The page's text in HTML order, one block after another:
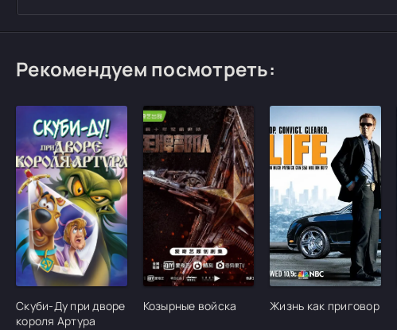
Рекомендуем посмотреть:
[/xfgiven_cvh_poster_urlcvh_poster_url]
Скуби-Ду при дворе
короля Артура
[/xfgiven_cvh_poster_urlcvh_poster_url]
Козырные войска
[/
Жизнь как приговор